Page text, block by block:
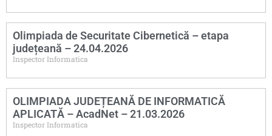
Olimpiada de Securitate Cibernetică – etapa
județeană – 24.04.2026
Inspector Informatica
OLIMPIADA JUDEȚEANĂ DE INFORMATICĂ
APLICATĂ – AcadNet – 21.03.2026
Inspector Informatica